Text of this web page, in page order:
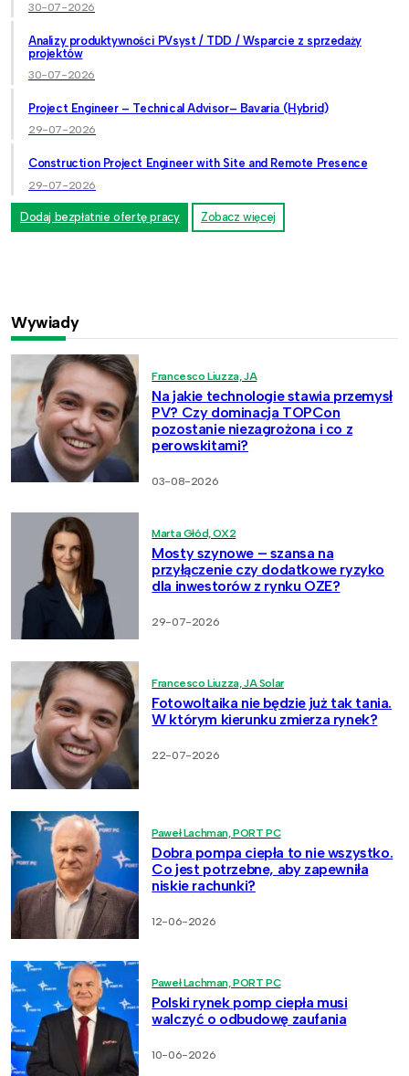
30-07-2026
Analizy produktywności PVsyst / TDD / Wsparcie z sprzedaży
projektów
30-07-2026
Project Engineer – Technical Advisor– Bavaria (Hybrid)
29-07-2026
Construction Project Engineer with Site and Remote Presence
29-07-2026
Dodaj bezpłatnie ofertę pracy Zobacz więcej
Wywiady
Francesco Liuzza, JA
Na jakie technologie stawia przemysł
PV? Czy dominacja TOPCon
pozostanie niezagrożona i co z
perowskitami?
03-08-2026
Marta Głód, OX2
Mosty szynowe – szansa na
przyłączenie czy dodatkowe ryzyko
dla inwestorów z rynku OZE?
29-07-2026
Francesco Liuzza, JA Solar
Fotowoltaika nie będzie już tak tania.
W którym kierunku zmierza rynek?
22-07-2026
Paweł Lachman, PORT PC
Dobra pompa ciepła to nie wszystko.
Co jest potrzebne, aby zapewniła
niskie rachunki?
12-06-2026
Paweł Lachman, PORT PC
Polski rynek pomp ciepła musi
walczyć o odbudowę zaufania
10-06-2026